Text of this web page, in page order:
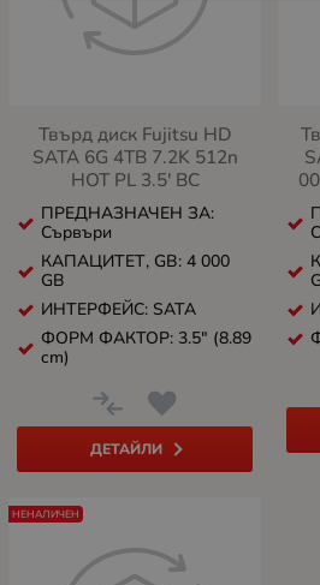
Твърд диск Fujitsu HD
SATA 6G 4TB 7.2K 512n
HOT PL 3.5' BC
ПРЕДНАЗНАЧЕН ЗА:
Сървъри
КАПАЦИТЕТ, GB: 4 000
GB
ИНТЕРФЕЙС: SATA
ФОРМ ФАКТОР: 3.5" (8.89
cm)
ДЕТАЙЛИ
НЕНАЛИЧЕН